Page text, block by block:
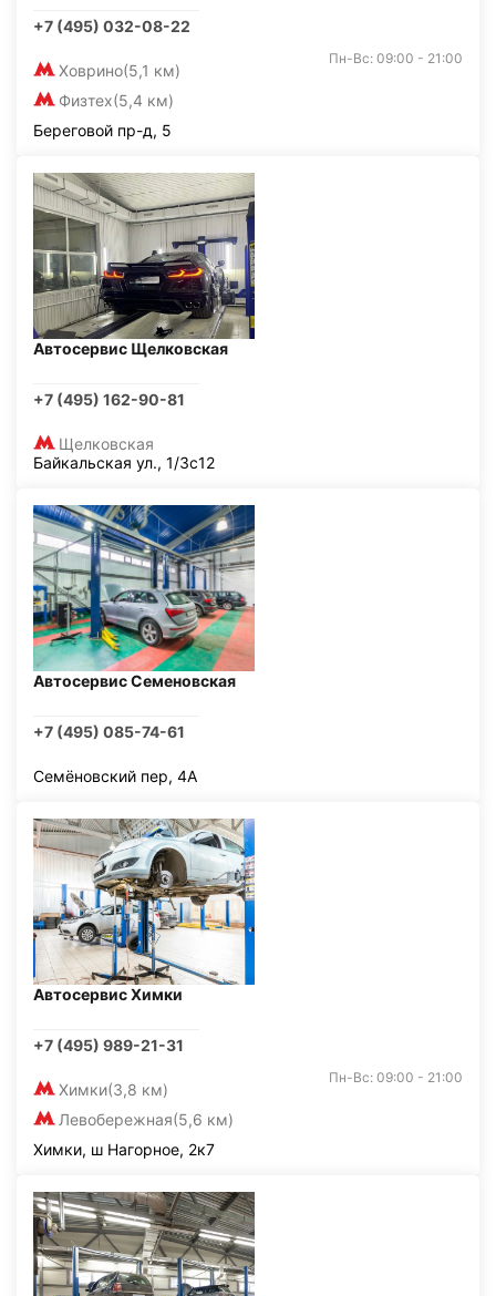
+7 (495) 032-08-22
Ховрино(5,1 км)
Физтех(5,4 км)
Пн-Вс: 09:00 - 21:00
Береговой пр-д, 5
Автосервис Щелковская
+7 (495) 162-90-81
Щелковская
Байкальская ул., 1/3с12
Автосервис Семеновская
+7 (495) 085-74-61
Семёновский пер, 4А
Автосервис Химки
+7 (495) 989-21-31
Химки(3,8 км)
Левобережная(5,6 км)
Пн-Вс: 09:00 - 21:00
Химки, ш Нагорное, 2к7